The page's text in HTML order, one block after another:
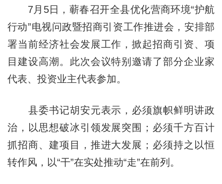
7月5日，蕲春召开全县优化营商环境“护航
行动”电视问政暨招商引资工作推进会，安排部
署当前经济社会发展工作，掀起招商引资、项
目建设高潮。此次会议特别邀请了部分企业家
代表、投资业主代表参加。
县委书记胡安元表示，必须旗帜鲜明讲政
治，以思想破冰引领发展突围；必须千方百计
抓招商、建项目，推进大发展；必须持之以恒
转作风，以“干”在实处推动“走”在前列。